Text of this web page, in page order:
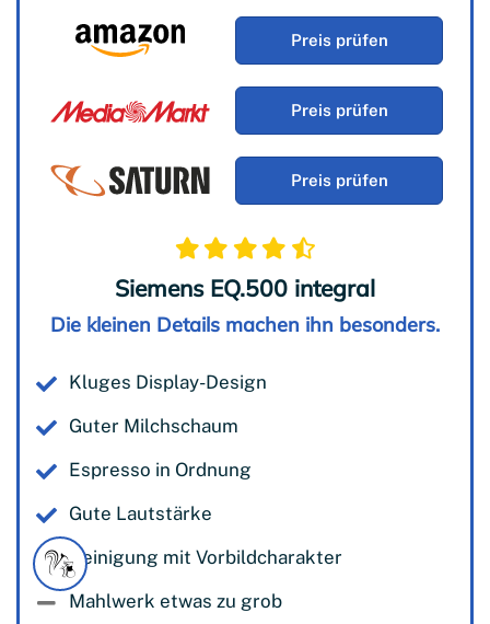
Siemens EQ.500 integral
Die kleinen Details machen ihn besonders.
Kluges Display-Design
Guter Milchschaum
Espresso in Ordnung
Gute Lautstärke
Reinigung mit Vorbildcharakter
Mahlwerk etwas zu grob
Preis prüfen
Preis prüfen
Preis prüfen